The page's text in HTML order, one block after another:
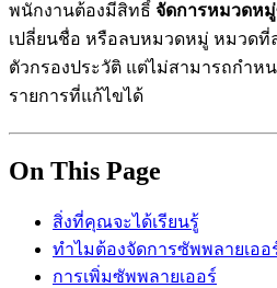
พนักงานต้องมีสิทธิ์ จัดการหมวดห
เปลี่ยนชื่อ หรือลบหมวดหมู่ หมวดที่
ตัวกรองประวัติ แต่ไม่สามารถกำห
รายการที่แก้ไขได้
On This Page
สิ่งที่คุณจะได้เรียนรู้
ทำไมต้องจัดการซัพพลายเออ
การเพิ่มซัพพลายเออร์